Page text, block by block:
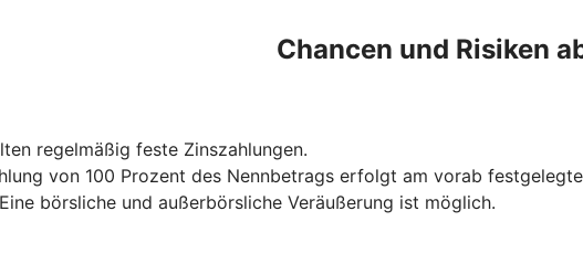
Chancen und Risiken
regelmäßig feste Zinszahlungen.
von 100 Prozent des Nennbetrags erfolgt am vorab
börsliche und außerbörsliche Veräußerung ist möglich.